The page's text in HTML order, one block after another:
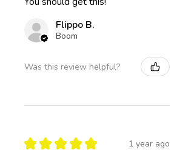
kinderen die:
snel overprikkeld raken
sterk reageren op veranderingen
moeite hebben met gevoelens uiten
gevoelig zijn voor spanningen
tijdens moeilijke periodes zoals een
Flippo B.
Boom
Was this review helpful?
★ ★ ★ ★ ★ 1 year ago